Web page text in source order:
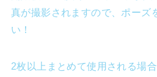
真が撮影されますので、ポーズ
い！
2枚以上まとめて使用される場